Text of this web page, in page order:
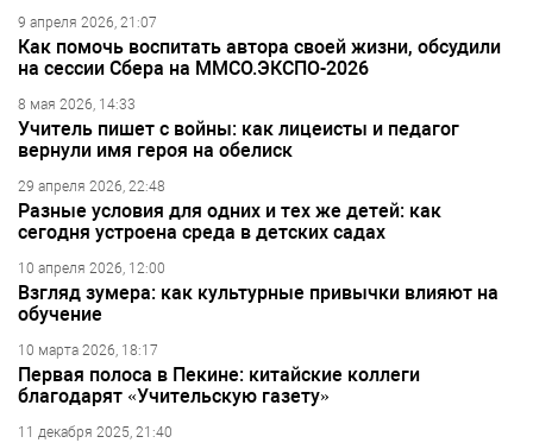
9 апреля 2026, 21:07
Как помочь воспитать автора своей жизни, обсудили
на сессии Сбера на ММСО.ЭКСПО-2026
8 мая 2026, 14:33
Учитель пишет с войны: как лицеисты и педагог
вернули имя героя на обелиск
29 апреля 2026, 22:48
Разные условия для одних и тех же детей: как
сегодня устроена среда в детских садах
10 апреля 2026, 12:00
Взгляд зумера: как культурные привычки влияют на
обучение
10 марта 2026, 18:17
Первая полоса в Пекине: китайские коллеги
благодарят «Учительскую газету»
11 декабря 2025, 21:40